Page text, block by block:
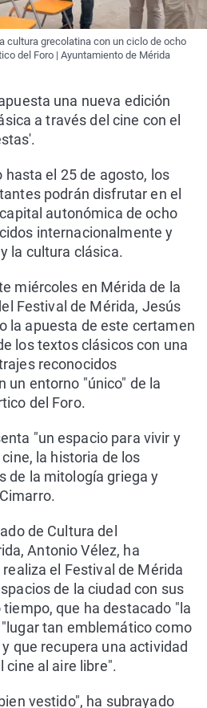
cultura grecolatina con un ciclo de ocho
del Foro | Ayuntamiento de Mérida
una nueva edición
a través del cine con el
hasta el 25 de agosto, los
podrán disfrutar en el
autonómica de ocho
internacionalmente y
la cultura clásica.
miércoles en Mérida de la
Festival de Mérida, Jesús
la apuesta de este certamen
los textos clásicos con una
reconocidos
un entorno "único" de la
del Foro.
"un espacio para vivir y
la historia de los
de la mitología griega y
de Cultura del
Antonio Vélez, ha
el Festival de Mérida
de la ciudad con sus
que ha destacado "la
tan emblemático como
que recupera una actividad
cine al aire libre".
vestido", ha subrayado